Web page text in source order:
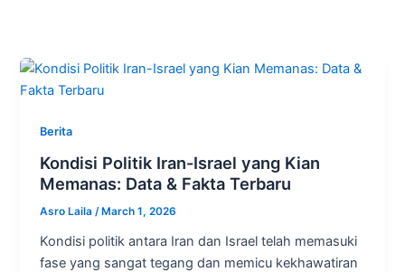
Berita
Kondisi Politik Iran-Israel yang Kian
Memanas: Data & Fakta Terbaru
Asro Laila/ March 1, 2026
Kondisi politik antara Iran dan Israel telah memasuki
fase yang sangat tegang dan memicu kekhawatiran